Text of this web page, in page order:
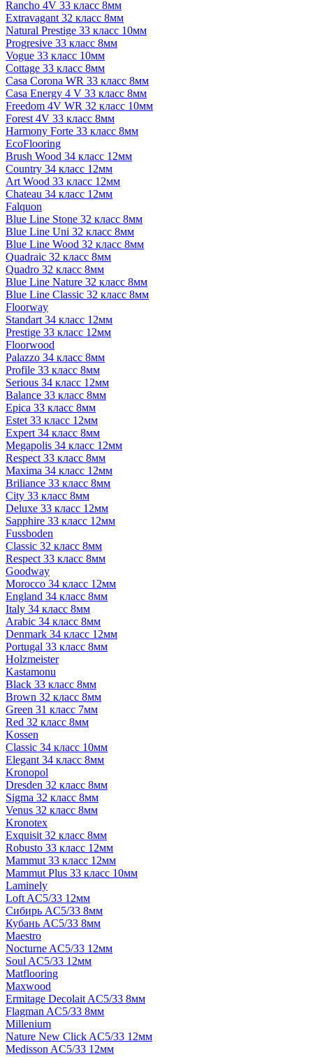
Rancho 4V 33 класс 8мм
Extravagant 32 класс 8мм
Natural Prestige 33 класс 10мм
Progresive 33 класс 8мм
Vogue 33 класс 10мм
Cottage 33 класс 8мм
Casa Corona WR 33 класс 8мм
Casa Energy 4 V 33 класс 8мм
Freedom 4V WR 32 класс 10мм
Forest 4V 33 класс 8мм
Harmony Forte 33 класс 8мм
EcoFlooring
Brush Wood 34 класс 12мм
Country 34 класс 12мм
Art Wood 33 класс 12мм
Chateau 34 класс 12мм
Falquon
Blue Line Stone 32 класс 8мм
Blue Line Uni 32 класс 8мм
Blue Line Wood 32 класс 8мм
Quadraic 32 класс 8мм
Quadro 32 класс 8мм
Blue Line Nature 32 класс 8мм
Blue Line Classic 32 класс 8мм
Floorway
Standart 34 класс 12мм
Prestige 33 класс 12мм
Floorwood
Palazzo 34 класс 8мм
Profile 33 класс 8мм
Serious 34 класс 12мм
Balance 33 класс 8мм
Epica 33 класс 8мм
Estet 33 класс 12мм
Expert 34 класс 8мм
Megapolis 34 класс 12мм
Respect 33 класс 8мм
Maxima 34 класс 12мм
Briliance 33 класс 8мм
City 33 класс 8мм
Deluxe 33 класс 12мм
Sapphire 33 класс 12мм
Fussboden
Classic 32 класс 8мм
Respect 33 класс 8мм
Goodway
Morocco 34 класс 12мм
England 34 класс 8мм
Italy 34 класс 8мм
Arabic 34 класс 8мм
Denmark 34 класс 12мм
Portugal 33 класс 8мм
Holzmeister
Kastamonu
Black 33 класс 8мм
Brown 32 класс 8мм
Green 31 класс 7мм
Red 32 класс 8мм
Kossen
Classic 34 класс 10мм
Elegant 34 класс 8мм
Kronopol
Dresden 32 класс 8мм
Sigma 32 класс 8мм
Venus 32 класс 8мм
Kronotex
Exquisit 32 класс 8мм
Robusto 33 класс 12мм
Mammut 33 класс 12мм
Mammut Plus 33 класс 10мм
Laminely
Loft AC5/33 12мм
Сибирь AC5/33 8мм
Кубань AC5/33 8мм
Maestro
Nocturne AC5/33 12мм
Soul AC5/33 12мм
Matflooring
Maxwood
Ermitage Decolait AC5/33 8мм
Flagman AC5/33 8мм
Millenium
Nature New Click AC5/33 12мм
Medisson AC5/33 12мм